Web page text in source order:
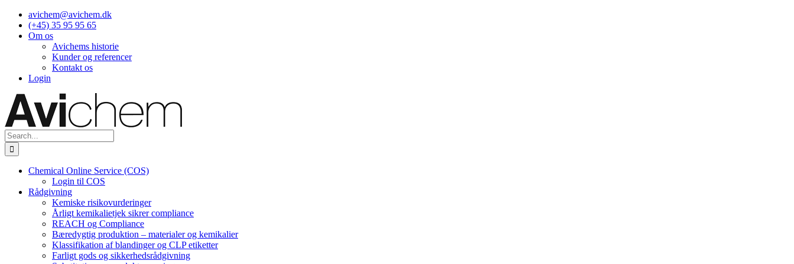
Skip
content
avichem@avichem.dk
(+45) 35 95 95 65
Om os
Avichems historie
Kunder og referencer
Kontakt os
Login
Search
for:
Chemical Online Service (COS)
Login til COS
Rådgivning
Kemiske risikovurderinger
Årligt kemikalietjek sikrer compliance
REACH og Compliance
Bæredygtig produktion – materialer og kemikalier
Klassifikation af blandinger og CLP etiketter
Farligt gods og sikkerhedsrådgivning